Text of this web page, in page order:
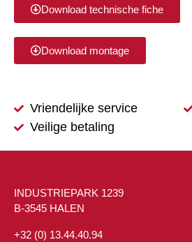
Download technische fiche
Download montage
Vriendelijke service
Veilige betaling
INDUSTRIEPARK 1239
B-3545 HALEN
+32 (0) 13.44.40.94